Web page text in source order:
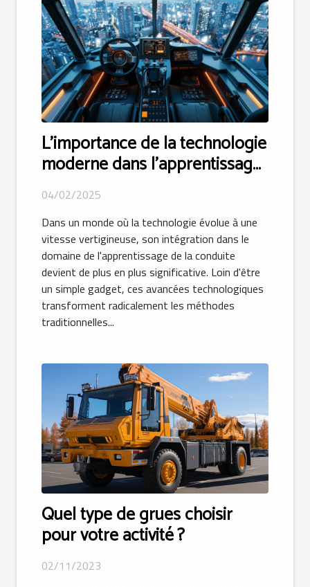
L'importance de la technologie
moderne dans l'apprentissage
de la conduite
04/02/2025
Dans un monde où la technologie évolue à une
vitesse vertigineuse, son intégration dans le
domaine de l'apprentissage de la conduite
devient de plus en plus significative. Loin d'être
un simple gadget, ces avancées technologiques
transforment radicalement les méthodes
traditionnelles...
Quel type de grues choisir
pour votre activité ?
02/11/2023